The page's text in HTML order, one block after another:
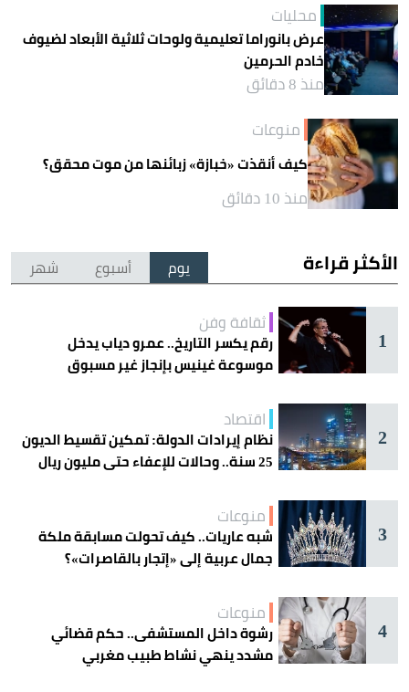
محليات
عرض بانوراما تعليمية ولوحات ثلاثية الأبعاد لضيوف
خادم الحرمين
منذ 8 دقائق
منوعات
كيف أنقذت «خبازة» زبائنها من موت محقق؟
منذ 10 دقائق
الأكثر قراءة يوم أسبوع شهر
1
ثقافة وفن
رقم يكسر التاريخ.. عمرو دياب يدخل
موسوعة غينيس بإنجاز غير مسبوق
2
اقتصاد
نظام إيرادات الدولة: تمكين تقسيط الديون
25 سنة.. وحالات للإعفاء حتى مليون ريال
3
منوعات
شبه عاريات.. كيف تحولت مسابقة ملكة
جمال عربية إلى «إتجار بالقاصرات»؟
4
منوعات
رشوة داخل المستشفى.. حكم قضائي
مشدد ينهي نشاط طبيب مغربي